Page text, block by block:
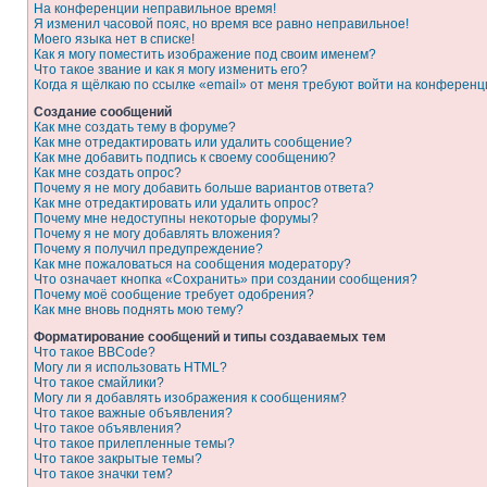
На конференции неправильное время!
Я изменил часовой пояс, но время все равно неправильное!
Моего языка нет в списке!
Как я могу поместить изображение под своим именем?
Что такое звание и как я могу изменить его?
Когда я щёлкаю по ссылке «email» от меня требуют войти на
Создание сообщений
Как мне создать тему в форуме?
Как мне отредактировать или удалить сообщение?
Как мне добавить подпись к своему сообщению?
Как мне создать опрос?
Почему я не могу добавить больше вариантов ответа?
Как мне отредактировать или удалить опрос?
Почему мне недоступны некоторые форумы?
Почему я не могу добавлять вложения?
Почему я получил предупреждение?
Как мне пожаловаться на сообщения модератору?
Что означает кнопка «Сохранить» при создании сообщения?
Почему моё сообщение требует одобрения?
Как мне вновь поднять мою тему?
Форматирование сообщений и типы создаваемых тем
Что такое BBCode?
Могу ли я использовать HTML?
Что такое смайлики?
Могу ли я добавлять изображения к сообщениям?
Что такое важные объявления?
Что такое объявления?
Что такое прилепленные темы?
Что такое закрытые темы?
Что такое значки тем?